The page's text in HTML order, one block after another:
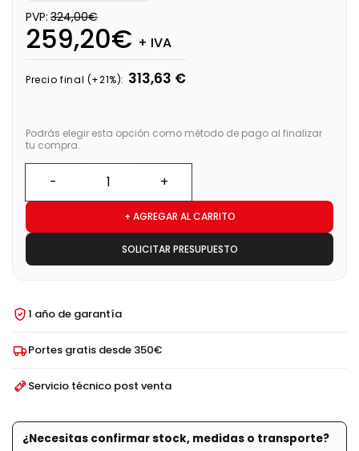
PVP: 324,00€
259,20€ + IVA
Precio final (+21%): 313,63 €
Podrás elegir esta opción como método de pago al finalizar
tu compra.
+ AGREGAR AL CARRITO
SOLICITAR PRESUPUESTO
1 año de garantía
Portes gratis desde 350€
Servicio técnico post venta
¿Necesitas confirmar stock, medidas o transporte?